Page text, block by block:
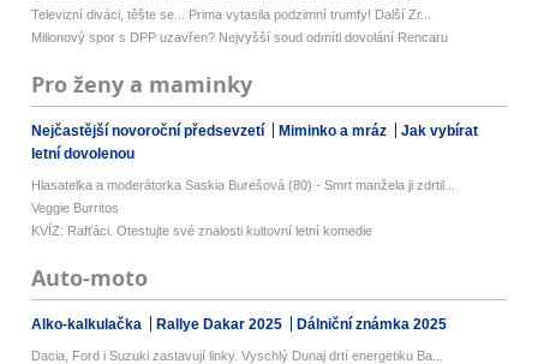
Televizní diváci, těšte se... Prima vytasila podzimní trumfy! Další Zr...
Milionový spor s DPP uzavřen? Nejvyšší soud odmítl dovolání Rencaru
Pro ženy a maminky
Nejčastější novoroční předsevzetí Miminko a mráz
Jak vybírat
letní dovolenou
Hlasatelka a moderátorka Saskia Burešová (80) - Smrt manžela ji zdrtil...
Veggie Burritos
KVÍZ: Rafťáci. Otestujte své znalosti kultovní letní komedie
Auto-moto
Alko-kalkulačka Rallye Dakar 2025 Dálniční známka 2025
Dacia, Ford i Suzuki zastavují linky. Vyschlý Dunaj drtí energetiku Ba...